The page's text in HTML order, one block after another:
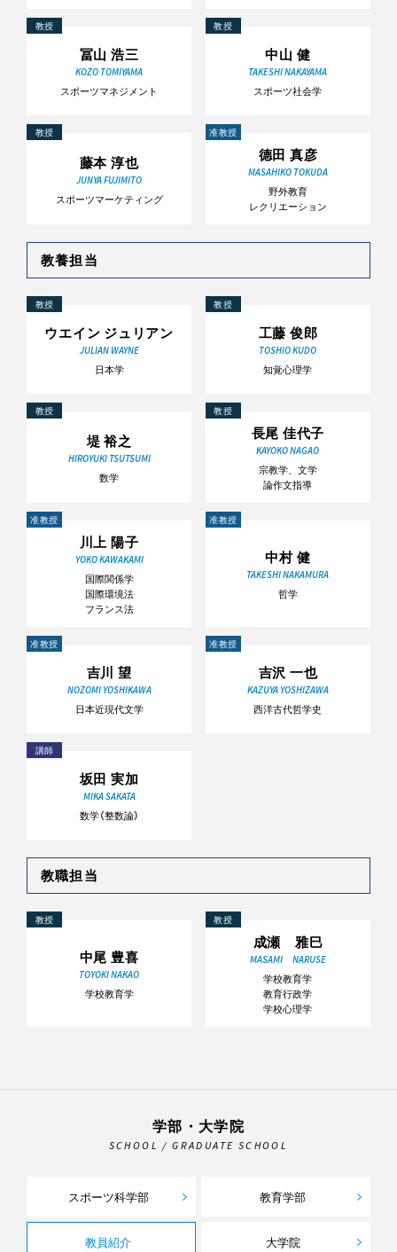
教授
冨山 浩三
KOZO TOMIYAMA
スポーツマネジメント
教授
中山 健
TAKESHI NAKAYAMA
スポーツ社会学
教授
藤本 淳也
JUNYA FUJIMITO
スポーツマーケティング
准教授
德田 真彦
MASAHIKO TOKUDA
野外教育
レクリエーション
教養担当
教授
ウエイン ジュリアン
JULIAN WAYNE
日本学
教授
工藤 俊郎
TOSHIO KUDO
知覚心理学
教授
堤 裕之
HIROYUKI TSUTSUMI
数学
教授
長尾 佳代子
KAYOKO NAGAO
宗教学、文学
論作文指導
准教授
川上 陽子
YOKO KAWAKAMI
国際関係学
国際環境法
フランス法
准教授
中村 健
TAKESHI NAKAMURA
哲学
准教授
吉川 望
NOZOMI YOSHIKAWA
日本近現代文学
准教授
吉沢 一也
KAZUYA YOSHIZAWA
西洋古代哲学史
講師
坂田 実加
MIKA SAKATA
数学（整数論）
教職担当
教授
中尾 豊喜
TOYOKI NAKAO
学校教育学
教授
成瀬 雅巳
MASAMI NARUSE
学校教育学
教育行政学
学校心理学
学部・大学院
SCHOOL / GRADUATE SCHOOL
スポーツ科学部 教育学部
教員紹介 大学院